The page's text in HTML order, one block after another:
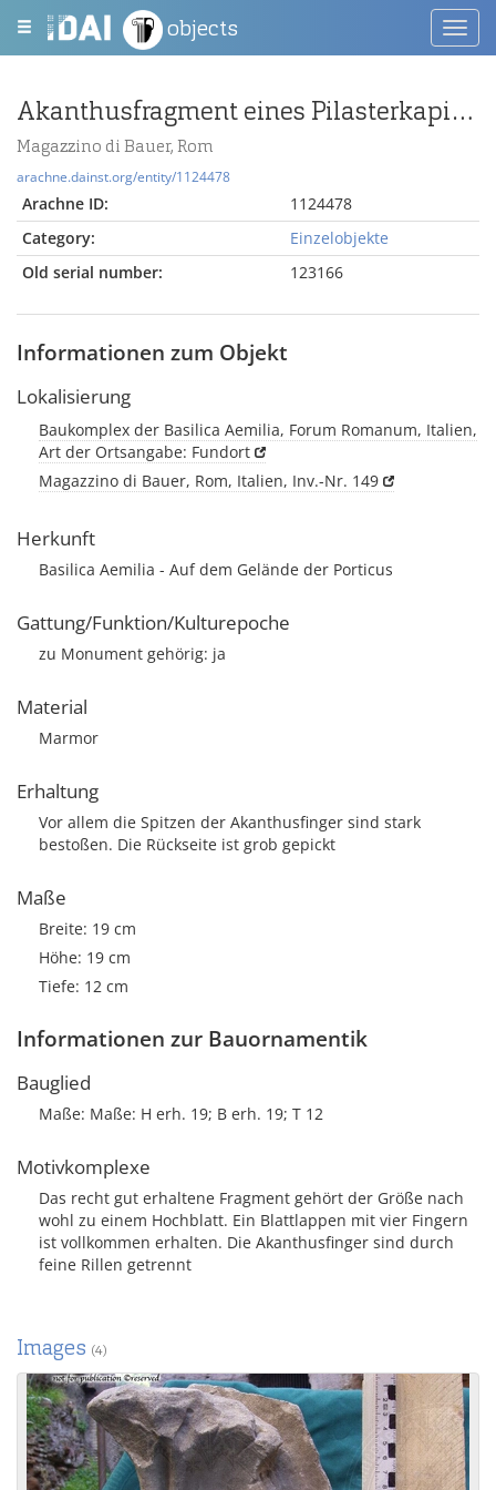
objects
Akanthusfragment eines Pilasterkapitells
Magazzino di Bauer, Rom
arachne.dainst.org/entity/1124478
Arachne ID:
1124478
Category:
Einzelobjekte
Old serial number:
123166
Informationen zum Objekt
Lokalisierung
Baukomplex der Basilica Aemilia, Forum Romanum, Italien,
Art der Ortsangabe: Fundort
Magazzino di Bauer, Rom, Italien, Inv.-Nr. 149
Herkunft
Basilica Aemilia - Auf dem Gelände der Porticus
Gattung/Funktion/Kulturepoche
zu Monument gehörig: ja
Material
Marmor
Erhaltung
Vor allem die Spitzen der Akanthusfinger sind stark
bestoßen. Die Rückseite ist grob gepickt
Maße
Breite: 19 cm
Höhe: 19 cm
Tiefe: 12 cm
Informationen zur Bauornamentik
Bauglied
Maße: Maße: H erh. 19; B erh. 19; T 12
Motivkomplexe
Das recht gut erhaltene Fragment gehört der Größe nach
wohl zu einem Hochblatt. Ein Blattlappen mit vier Fingern
ist vollkommen erhalten. Die Akanthusfinger sind durch
feine Rillen getrennt
Images (4)